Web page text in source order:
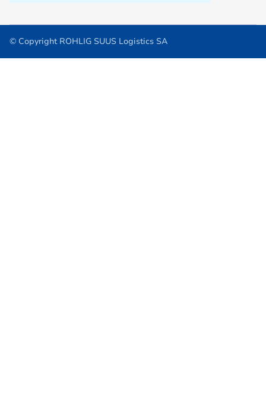
© Copyright ROHLIG SUUS Logistics SA